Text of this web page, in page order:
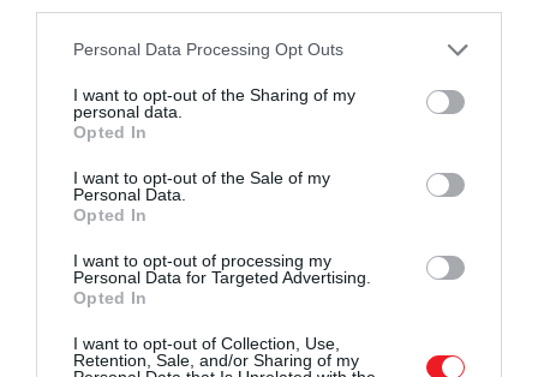
Please note that this website/app uses one or more Google
not limited to your visit or usage behaviour. You may click to
grant or deny consent to Google and its third-party tags to
use your data for below specified purposes in below Google
consent section.
Personal Data Processing Opt Outs
I want to opt-out of the Sharing of my
personal data.
Opted In
I want to opt-out of the Sale of my
Personal Data.
Opted In
I want to opt-out of processing my
Personal Data for Targeted Advertising.
Opted In
I want to opt-out of Collection, Use,
Retention, Sale, and/or Sharing of my
György herceg uralkodóként egészen más terhet
mellette, akinek nincs szüksége a korona közvetlen
súlyára ahhoz, hogy fontos legyen. A brit királyi
család a következő évtizedekben várhatóan egyre
szűkebb aktív maggal működik majd, ebben pedig
különösen felértékelődhetnek azok a szereplők,
akik egyszerre népszerűek, ismertek és közel állnak
az uralkodóhoz.
A Hattons of London cikke szerint
másik jelentős lehetőség is állhat:idővel